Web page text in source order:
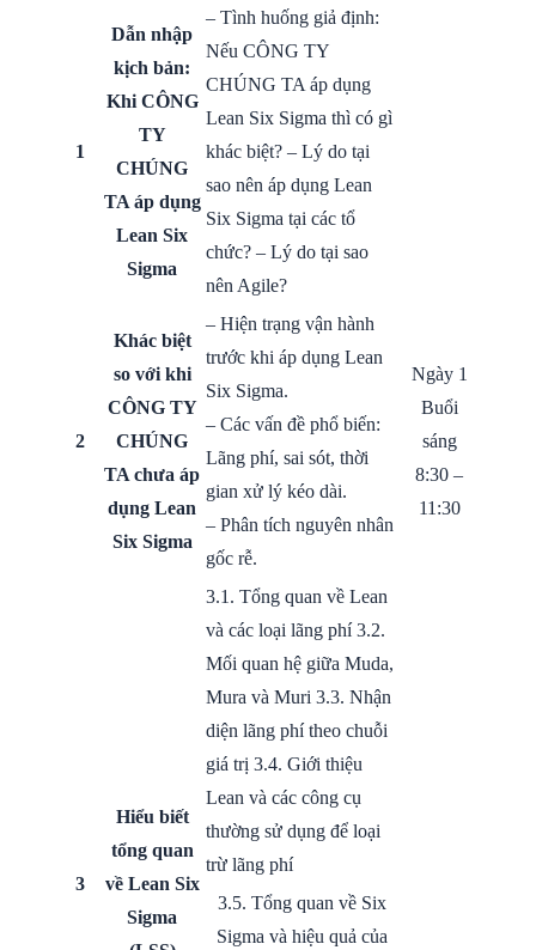
1
Dẫn nhập
kịch bản:
Khi CÔNG
TY
CHÚNG
TA áp dụng
Lean Six
Sigma
– Tình huống giả định:
Nếu CÔNG TY
CHÚNG TA áp dụng
Lean Six Sigma thì có gì
khác biệt? – Lý do tại
sao nên áp dụng Lean
Six Sigma tại các tổ
chức? – Lý do tại sao
nên Agile?
Ngày 1
Buổi
sáng
8:30 –
11:30
2
Khác biệt
so với khi
CÔNG TY
CHÚNG
TA chưa áp
dụng Lean
Six Sigma
– Hiện trạng vận hành
trước khi áp dụng Lean
Six Sigma.
– Các vấn đề phổ biến:
Lãng phí, sai sót, thời
gian xử lý kéo dài.
– Phân tích nguyên nhân
gốc rễ.
3
Hiểu biết
tổng quan
về Lean Six
Sigma
3.1. Tổng quan về Lean
và các loại lãng phí 3.2.
Mối quan hệ giữa Muda,
Mura và Muri 3.3. Nhận
diện lãng phí theo chuỗi
giá trị 3.4. Giới thiệu
Lean và các công cụ
thường sử dụng để loại
trừ lãng phí
3.5. Tổng quan về Six
Sigma và hiệu quả của